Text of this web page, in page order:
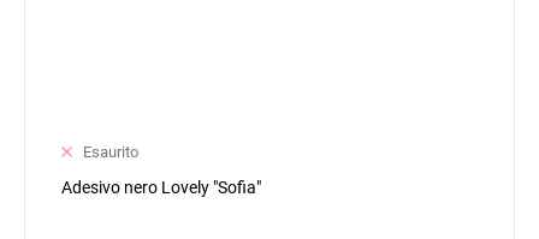
Esaurito
Adesivo nero Lovely "Sofia"